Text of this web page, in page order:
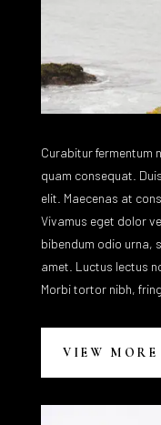
Curabitur fermentum
quam consequat.
elit. Maecenas at
Vivamus eget dolor
bibendum odio urna,
amet. Luctus lectus
Morbi tortor nibh,
VIEW MORE